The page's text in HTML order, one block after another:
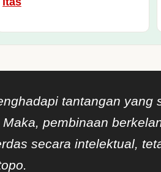
tantangan yang
pembinaan
secara intelektual,